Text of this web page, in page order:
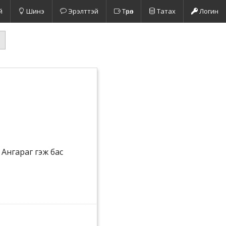
Шинэ Эрэлттэй Төрөл Татах Логин
гэж бас